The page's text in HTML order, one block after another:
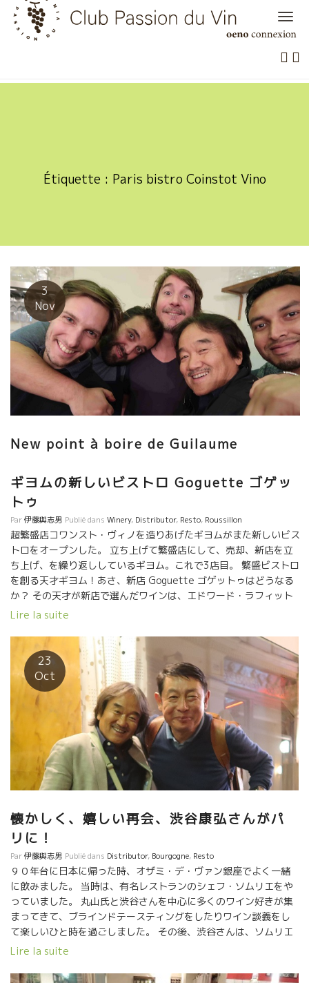
Skip
content
Étiquette : Paris bistro Coinstot Vino
3
Nov
New point à boire de Guilaume
ギヨムの新しいビストロ Goguette ゴゲッ
トゥ
Par伊藤與志男 Publié dans Winery, Distributor, Resto, Roussillon
超繁盛店コワンスト・ヴィノを造りあげたギヨムがまた新しいビス
トロをオープンした。 立ち上げて繁盛店にして、売却、新店を立
ち上げ、を繰り返ししているギヨム。これで3店目。 繁盛ビストロ
を創る天才ギヨム！あさ、新店 Goguette ゴゲットゥはどうなる
か？ その天才が新店で選んだワインは、エドワード・ラフィット
の L’échappée Belle Rosé エシャッペ・ベル ロゼだ！ 今夜は、
またできた。
Lire la suite
23
Oct
懐かしく、嬉しい再会、渋谷康弘さんがパ
リに！
Par伊藤與志男 Publié dans Distributor, Bourgogne, Resto
９０年台に日本に帰った時、オザミ・デ・ヴァン銀座でよく一緒
に飲みました。 当時は、有名レストランのシェフ・ソムリエをや
っていました。 丸山氏と渋谷さんを中心に多くのワイン好きが集
まってきて、ブラインドテースティングをしたりワイン談義をし
て楽しいひと時を過ごしました。 その後、渋谷さんは、ソムリエ
の仕事を離れて色んな会社経営の経験を積みました。 再度、ワイ
ラブにて現在活躍中。 今回はブルゴーニュに出張されて、今夜、
Lire la suite